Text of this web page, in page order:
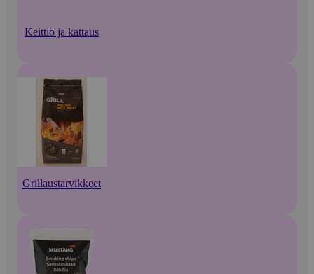
Keittiö ja kattaus
Grillaustarvikkeet